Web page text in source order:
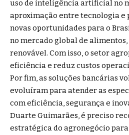
uso de inteligência artificial no
aproximação entre tecnologia e
novas oportunidades para o
no mercado global de
renovável. Com isso, o setor
eficiência e reduz custos
Por fim, as soluções bancárias
evoluíram para atender as
com eficiência, segurança e
Duarte Guimarães, é preciso
estratégica do agronegócio